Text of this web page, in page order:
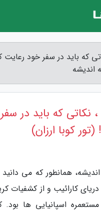
که باید در سفر خود رعایت
اندیشه
، نکاتی که باید در
کوبا ارزان)
همانطور که می دانید
کارائیب و از کشفیات
اسپانیایی ها بود.